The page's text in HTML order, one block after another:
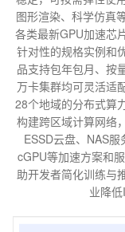
图形渲染、科学仿真
各类最新GPU加速芯
针对性的规格实例和
品支持包年包月、按
万卡集群均可灵活适
28个地域的分布式算
构建跨区域计算网络
ESSD云盘、NAS
cGPU等加速方案和
助开发者简化训练与
业降